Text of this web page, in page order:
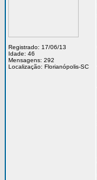
Registrado: 17/06/13
Idade: 46
Mensagens: 292
Localização: Florianópolis-SC